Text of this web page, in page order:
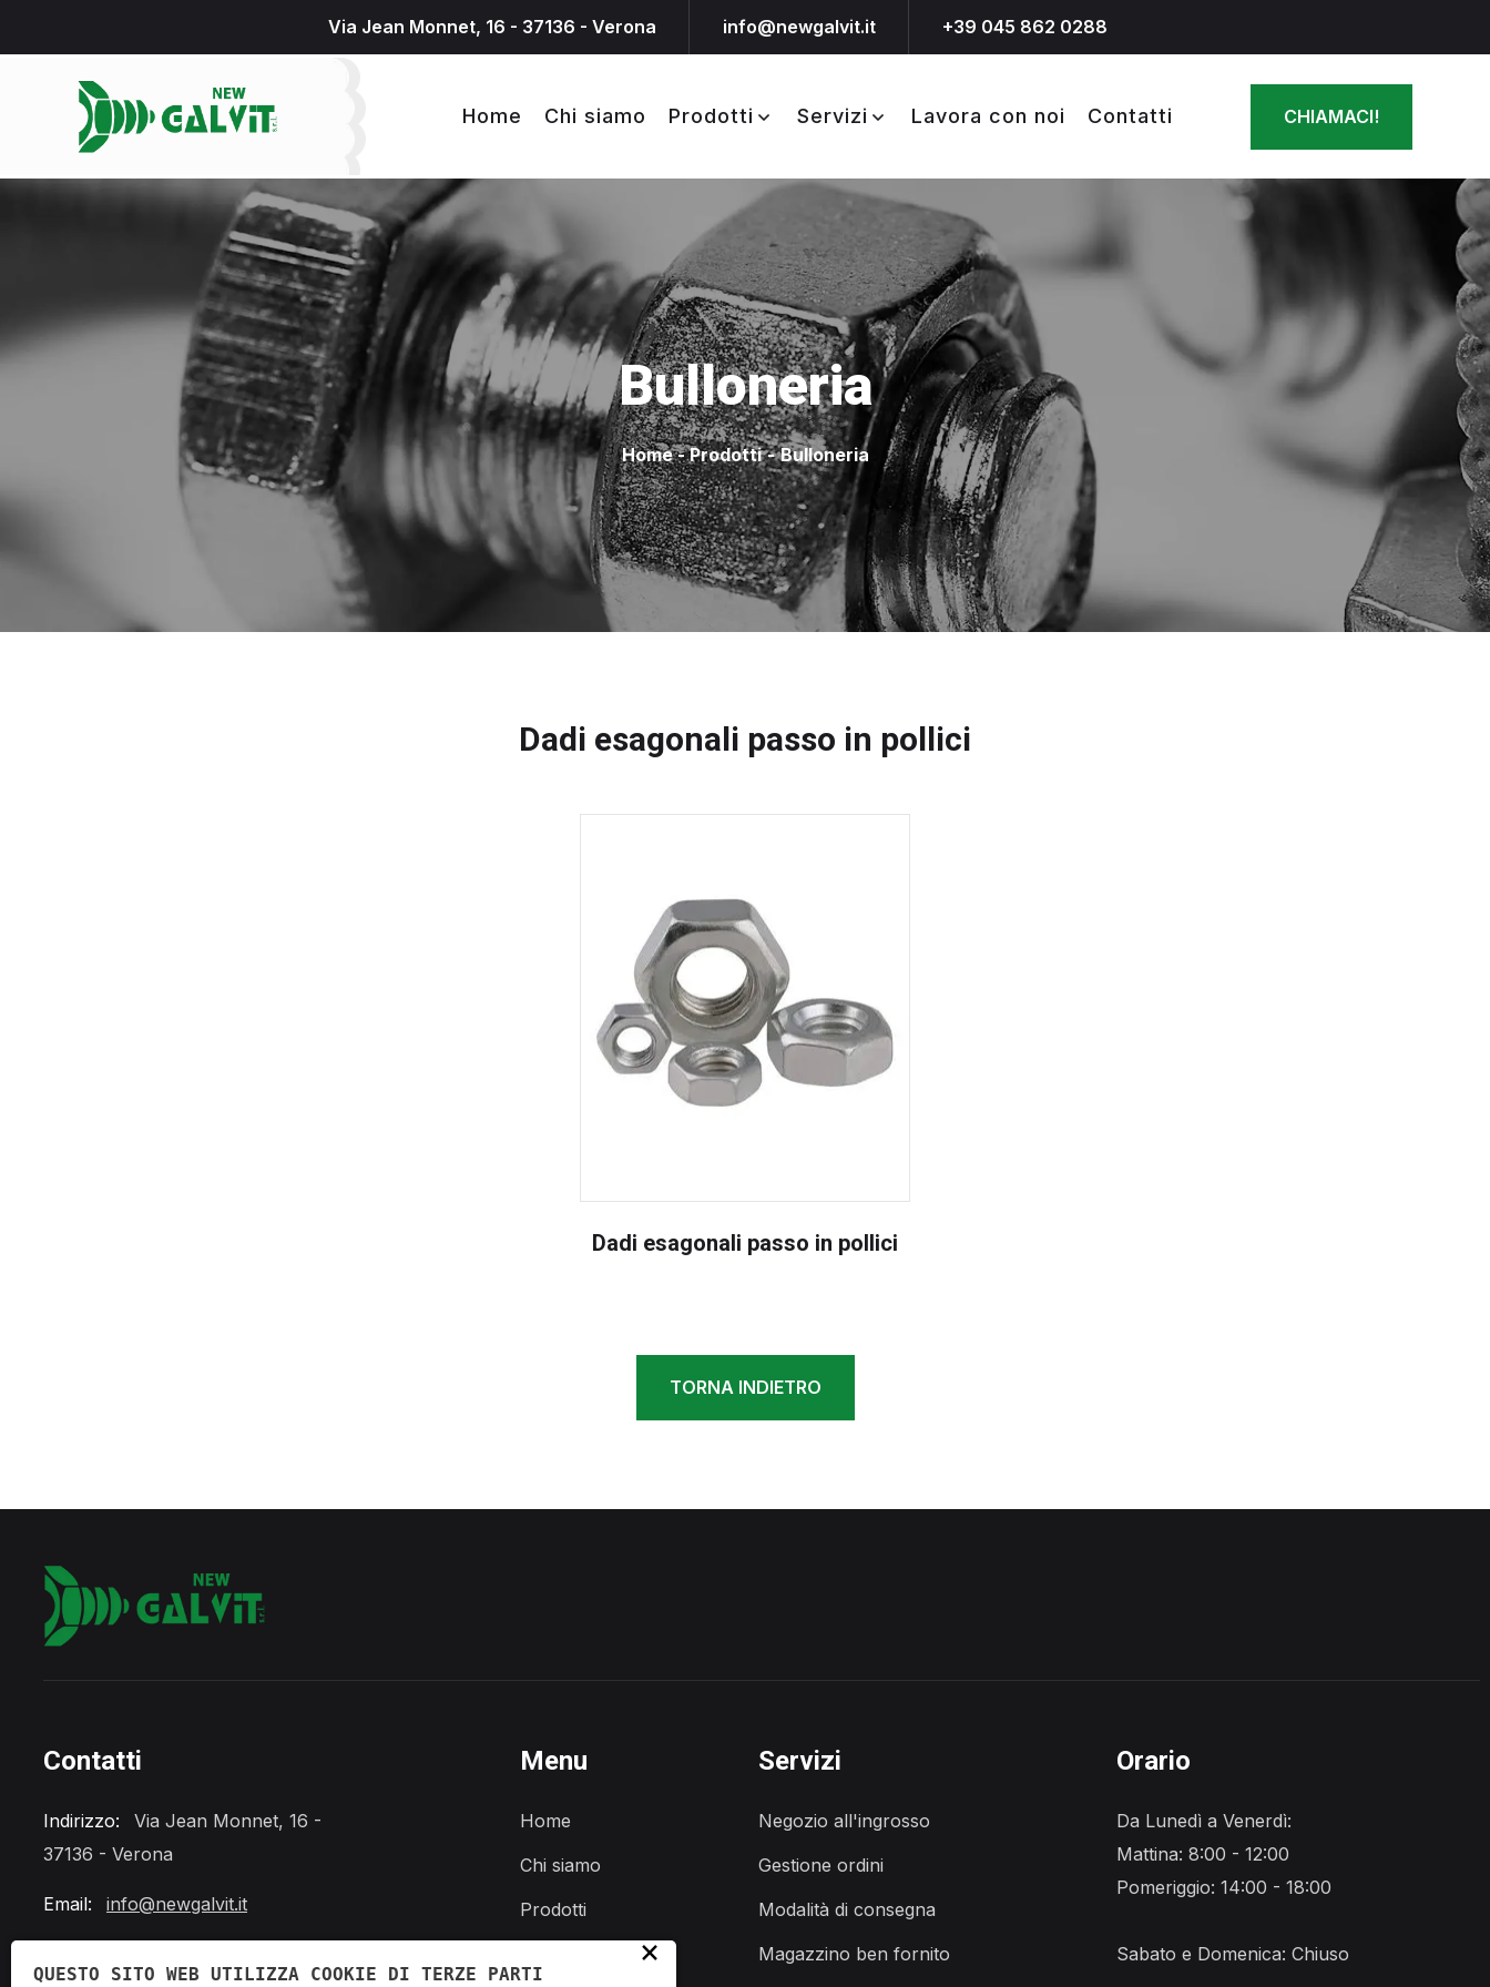
Via Jean Monnet, 16 - 37136 - Verona info@newgalvit.it +39 045 862 0288
Home Chi siamo Prodotti Servizi Lavora con noi Contatti CHIAMACI!
Bulloneria
Home - Prodotti - Bulloneria
Dadi esagonali passo in pollici
Dadi esagonali passo in pollici
TORNA INDIETRO
Contatti
Indirizzo:
Via Jean Monnet, 16 -
37136 - Verona
Email:
info@newgalvit.it
Telefono:
+39 045 862 0288
Menu
Home
Chi siamo
Prodotti
Servizi
Negozio all'ingrosso
Gestione ordini
Modalità di consegna
Magazzino ben fornito
Orario
Da Lunedì a Venerdì:
Mattina: 8:00 - 12:00
Pomeriggio: 14:00 - 18:00
Sabato e Domenica: Chiuso
×
QUESTO SITO WEB UTILIZZA COOKIE DI TERZE PARTI